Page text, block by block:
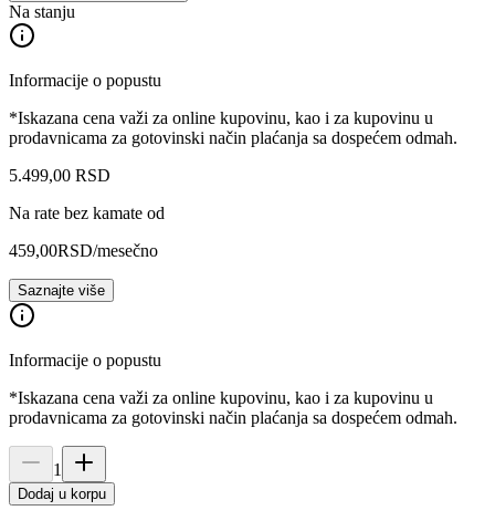
Na stanju
Informacije o popustu
*Iskazana cena važi za online kupovinu, kao i za kupovinu u
prodavnicama za gotovinski način plaćanja sa dospećem odmah.
5.499,00 RSD
Na rate bez kamate od
459,00RSD/mesečno
Saznajte više
Informacije o popustu
*Iskazana cena važi za online kupovinu, kao i za kupovinu u
prodavnicama za gotovinski način plaćanja sa dospećem odmah.
1
Dodaj u korpu